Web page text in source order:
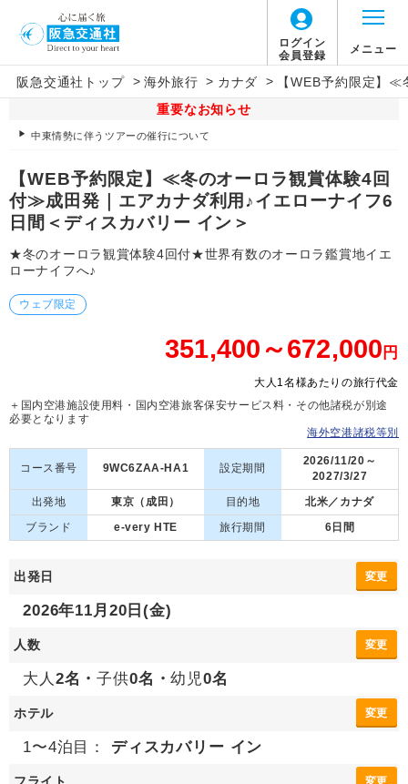
ログイン
会員登録
メニュー
阪急交通社トップ > 海外旅行 > カナダ >
【WEB予約限定】
重要なお知らせ
中東情勢に伴うツアーの催行について
【WEB予約限定】≪冬のオーロラ観賞体験4回
付≫成田発｜エアカナダ利用♪イエローナイフ6
日間＜ディスカバリー イン＞
★冬のオーロラ観賞体験4回付★世界有数のオーロラ鑑賞地イエ
ローナイフへ♪
ウェブ限定
351,400～672,000 円
大人1名様あたりの旅行代金
＋国内空港施設使用料・国内空港旅客保安サービス料・その他諸税が別途
必要となります
海外空港諸税等別
コース番号 9WC6ZAA-HA1 設定期間
2026/11/20～
2027/3/27
出発地
東京（成田） 目的地
北米／カナダ
ブランド
e-very HTE 旅行期間 6日間
出発日 変更
2026年11月20日(金)
人数 変更
大人 2名・子供0名・幼児0名
ホテル 変更
1〜4泊目： ディスカバリー イン